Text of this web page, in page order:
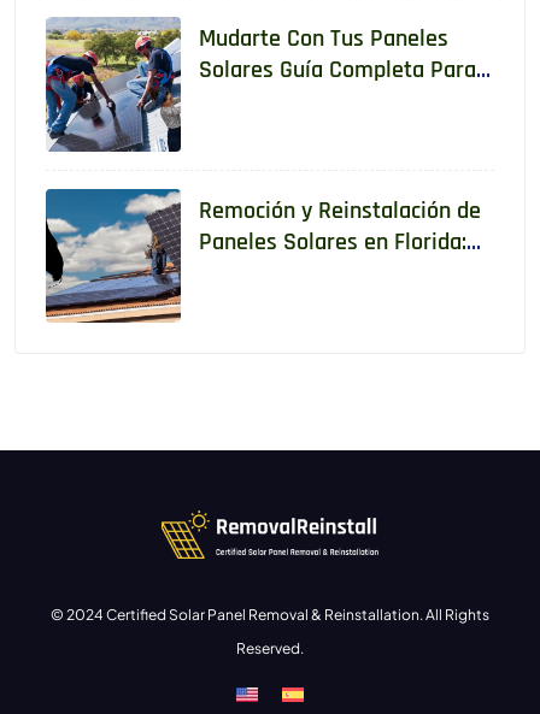
Mudarte Con Tus Paneles
Solares Guía Completa Para
Remoción y Reinstalación de
Paneles Solares en Florida:
© 2024 Certified Solar Panel Removal & Reinstallation. All Rights
Reserved.